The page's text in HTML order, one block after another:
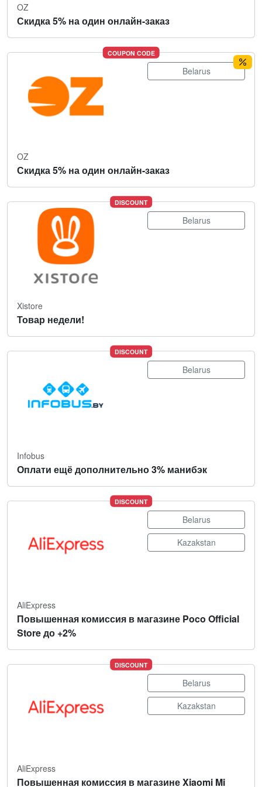
OZ
Скидка 5% на один онлайн-заказ
COUPON CODE
Belarus
OZ
Скидка 5% на один онлайн-заказ
DISCOUNT
Belarus
Xistore
Товар недели!
DISCOUNT
Belarus
Infobus
Оплати ещё дополнительно 3% манибэк
DISCOUNT
Belarus
Kazakstan
AliExpress
Повышенная комиссия в магазине Poco Official
Store до +2%
DISCOUNT
Belarus
Kazakstan
AliExpress
Повышенная комиссия в магазине Xiaomi Mi